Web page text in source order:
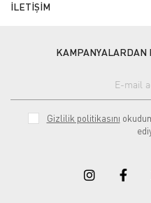
İLETİŞİM
KAMPANYALARDAN
Gizlilik politikasını